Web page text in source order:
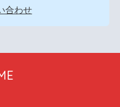
合わせ